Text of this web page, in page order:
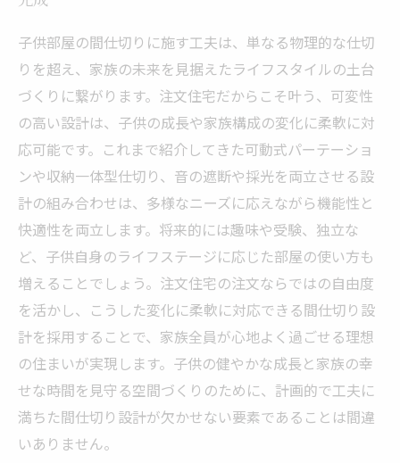
子供部屋の間仕切りに施す工夫は、単なる物理的な仕切
りを超え、家族の未来を見据えたライフスタイルの土台
づくりに繋がります。注文住宅だからこそ叶う、可変性
の高い設計は、子供の成長や家族構成の変化に柔軟に対
応可能です。これまで紹介してきた可動式パーテーショ
ンや収納一体型仕切り、音の遮断や採光を両立させる設
計の組み合わせは、多様なニーズに応えながら機能性と
快適性を両立します。将来的には趣味や受験、独立な
ど、子供自身のライフステージに応じた部屋の使い方も
増えることでしょう。注文住宅の注文ならではの自由度
を活かし、こうした変化に柔軟に対応できる間仕切り設
計を採用することで、家族全員が心地よく過ごせる理想
の住まいが実現します。子供の健やかな成長と家族の幸
せな時間を見守る空間づくりのために、計画的で工夫に
満ちた間仕切り設計が欠かせない要素であることは間違
いありません。